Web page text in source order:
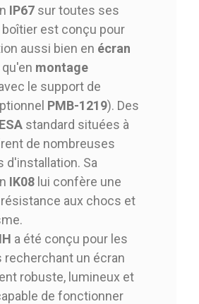
IP67 sur toutes ses
est conçu pour
aussi bien en écran
qu'en montage
le support de
PMB-1219). Des
standard situées à
de nombreuses
d'installation. Sa
IK08 lui confère une
aux chocs et
a été conçu pour les
recherchant un écran
robuste, lumineux et
de fonctionner